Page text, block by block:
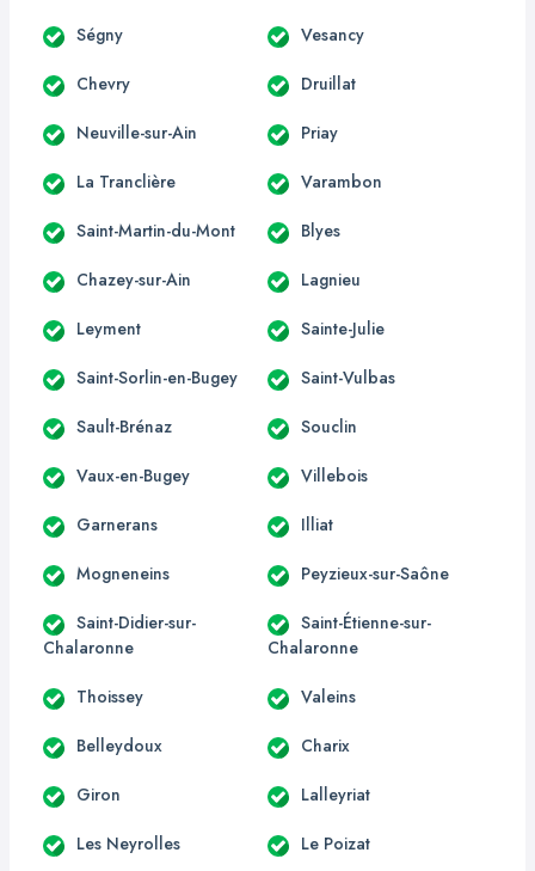
Ségny Vesancy
Chevry Druillat
Neuville-sur-Ain Priay
La Tranclière Varambon
Saint-Martin-du-Mont Blyes
Chazey-sur-Ain Lagnieu
Leyment Sainte-Julie
Saint-Sorlin-en-Bugey Saint-Vulbas
Sault-Brénaz Souclin
Vaux-en-Bugey Villebois
Garnerans Illiat
Mogneneins Peyzieux-sur-Saône
Saint-Didier-sur-
Chalaronne
Saint-Étienne-sur-
Chalaronne
Thoissey Valeins
Belleydoux Charix
Giron Lalleyriat
Les Neyrolles Le Poizat